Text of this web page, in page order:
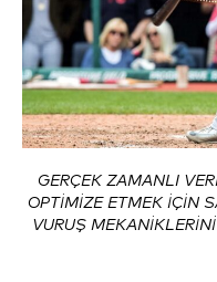
GERÇEK ZAMANLI
OPTIMIZE ETMEK IÇIN
VURUŞ